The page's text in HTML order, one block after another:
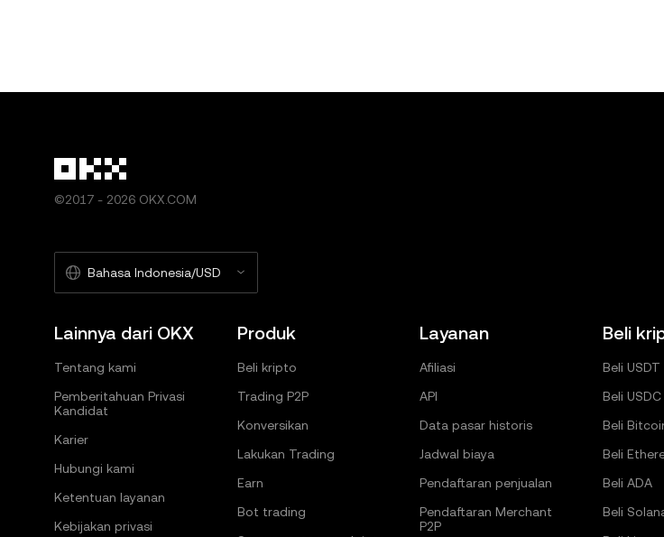
©2017 - 2026 OKX.COM
Bahasa Indonesia/USD
Lainnya dari OKX
Tentang kami
Pemberitahuan Privasi
Kandidat
Karier
Hubungi kami
Ketentuan layanan
Kebijakan privasi
Produk
Beli kripto
Trading P2P
Konversikan
Lakukan Trading
Earn
Bot trading
Layanan
Afiliasi
API
Data pasar historis
Jadwal biaya
Pendaftaran penjualan
Pendaftaran Merchant
P2P
Beli
Beli USDT
Beli USDC
Beli
Beli
Beli ADA
Beli